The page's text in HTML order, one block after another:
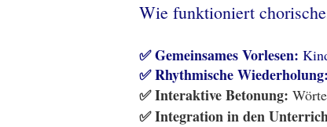
Wie funktioniert
✅ Gemeinsames Vorlesen:
✅ Rhythmische Wiederholung:
✅ Interaktive Betonung:
✅ Integration in den